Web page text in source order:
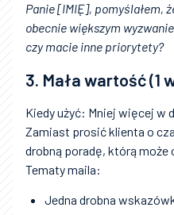
Panie [IMIĘ], pomyślałem,
obecnie większym
czy macie inne priorytety?
3. Mała wartość (1
Kiedy użyć: Mniej więcej w
Zamiast prosić klienta o
drobną poradę, którą może
Tematy maila:
Jedna drobna